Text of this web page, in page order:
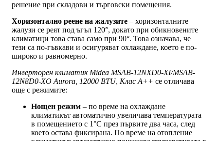
решение при складови и търговски помещения.
Хоризонтално реене на жалузите – хоризонталните
жалузи се реят под ъгъл 120°, докато при обикновените
климатици това става само при 90°. Това означава, че
тези са по-гъвкави и осигуряват охлаждане, което е по-
широко и равномерно.
Инверторен климатик Midea MSAB-12NXD0-XI/MSAB-
12N8D0-XO Aurora, 12000 BTU, Клас A++ се отличава
още с режимите:
Нощен режим – по време на охлаждане
климатикът автоматично увеличава температурата
в помещението с 1°C през първите два часа, след
което остава фиксирана. По време на отопление